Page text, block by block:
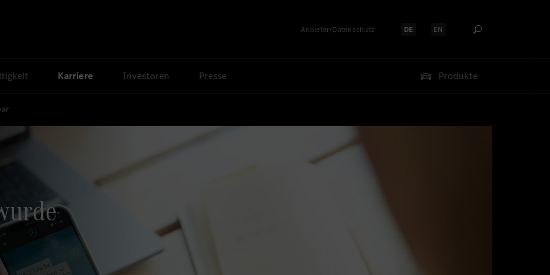
Anbieter/Datenschutz Sprache auswählen:
DE Sprache auswählen:
EN
Karriere Investoren Presse Produkte